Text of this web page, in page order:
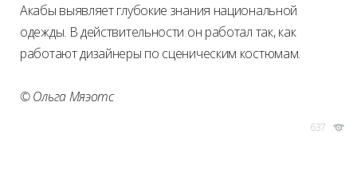
Акабы выявляет глубокие знания национальной
одежды. В действительности он работал так, как
работают дизайнеры по сценическим костюмам.
© Ольга Мяэотс
637